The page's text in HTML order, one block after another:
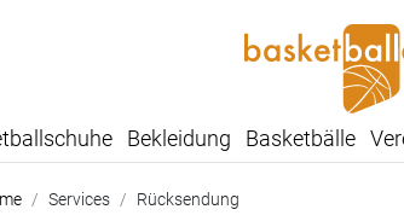
Bekleidung Basketbälle
Services Rücksendung